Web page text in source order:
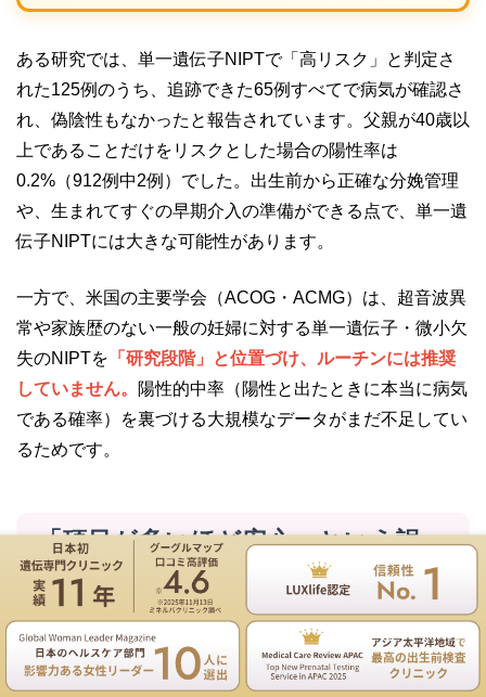
ある研究では、単一遺伝子NIPTで「高リスク」と判定さ
れた125例のうち、追跡できた65例すべてで病気が確認さ
れ、偽陰性もなかったと報告されています。父親が40歳以
上であることだけをリスクとした場合の陽性率は
0.2%（912例中2例）でした。出生前から正確な分娩管理
や、生まれてすぐの早期介入の準備ができる点で、単一遺
伝子NIPTには大きな可能性があります。
一方で、米国の主要学会（ACOG・ACMG）は、超音波異
常や家族歴のない一般の妊婦に対する単一遺伝子・微小欠
失のNIPTを 「研究段階」と位置づけ、ルーチンには推奨
していません。
陽性的中率（陽性と出たときに本当に病気
である確率）を裏づける大規模なデータがまだ不足してい
るためです。
「項目が多いほど安心」という誤
り：多重検定の落とし穴
用語解説：陽性的中率（PPV）と多重検定
遺伝専門医のNIPT遺伝カウンセリングは無料
お電話 ご予約